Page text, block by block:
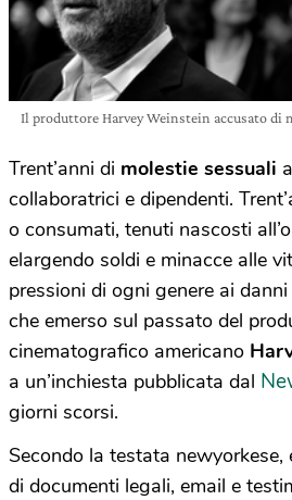
Il produttore Harvey Weinstein accusato di
Trent’anni di molestie sessuali
collaboratrici e dipendenti.
o consumati, tenuti nascosti
elargendo soldi e minacce alle
pressioni di ogni genere ai
che emerso sul passato del
cinematografico americano
a un’inchiesta pubblicata dal
giorni scorsi.
Secondo la testata
di documenti legali, email e